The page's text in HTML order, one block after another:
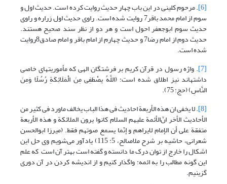
[6] . مرحوم کلینی در این باب چهار حدیث روایت کرده است. حدیث اول و
سوم از امام محمد باقر7 روایت شده است. راوی حدیث اول زراره و راوی
حدیث سوم ابوجعفر احول است و هر دو از نظر سند صحیح هستند.
حدیث دوم از امام رضا7 و حدیث چهارم از امام باقر و امام صادق8روایت
شده است.
[7] . واژه رسول در قرآن کریم بر فرشتگان الهی که مأموریت­های خاصی
داشته­اند نیز اطلاق شده است: (اللَّهُ یصْطَفِی مِنَ الْمَلَائِکَةِ رُسُلًا وَمِنَ
النَّاسِ) (حج: 75).
[8] . لا یخفی ان هذه الأربعة احادیث فی هذا الباب یخالف ماورد ‌فی کثیر من
الأحادیث الأخر انّ‌الأئمة علیهم السلام کانوا یرون الملائکة و هذه الأربعة
متفقة علی أن الإمام لایراهم و إنّما یسمع صوتهم فقط. (میرزا ابوالحسن
شعرانی، حاشیه بر شرح ملاصالح، 5: 115) یادآور می‌شویم وی حل این
اشکال را خارج از توان درک ما دانسته و گفته است بهتر آن ‎است که علم
این گونه مطالب را به ائمه: واگذار کنیم و از اندیشه کردن در آن دوری
گزینیم.